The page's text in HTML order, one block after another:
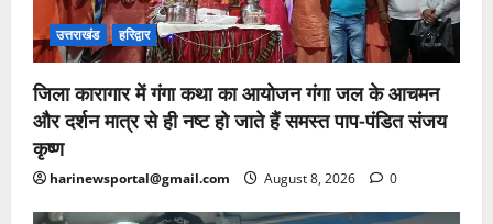
उत्तराखंड हरिद्वार
जिला कारागार में गंगा कथा का आयोजन गंगा जल के आचमन
और दर्शन मात्र से ही नष्ट हो जाते हैं समस्त पाप-पंडित संजय
कृष्ण
harinewsportal@gmail.com August 8, 2026 0